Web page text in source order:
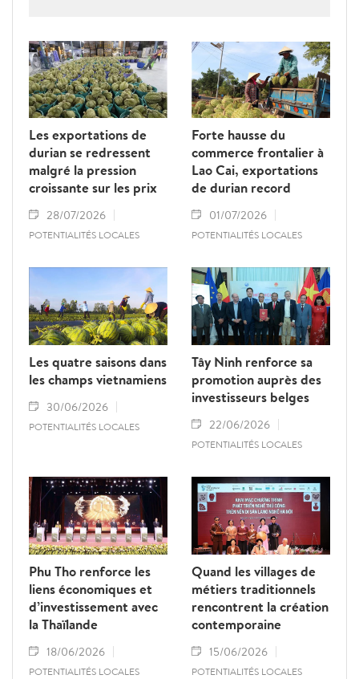
service les navires de pêche côtière, afin de
préserver les ressources halieutiques
naturelles.
Les exportations de
durian se redressent
malgré la pression
croissante sur les prix
28/07/2026
POTENTIALITÉS LOCALES
Forte hausse du
commerce frontalier à
Lao Cai, exportations
de durian record
01/07/2026
POTENTIALITÉS LOCALES
Les quatre saisons dans
les champs vietnamiens
30/06/2026
POTENTIALITÉS LOCALES
Tây Ninh renforce sa
promotion auprès des
investisseurs belges
22/06/2026
POTENTIALITÉS LOCALES
Phu Tho renforce les
liens économiques et
d’investissement avec
la Thaïlande
18/06/2026
POTENTIALITÉS LOCALES
Quand les villages de
métiers traditionnels
rencontrent la création
contemporaine
15/06/2026
POTENTIALITÉS LOCALES